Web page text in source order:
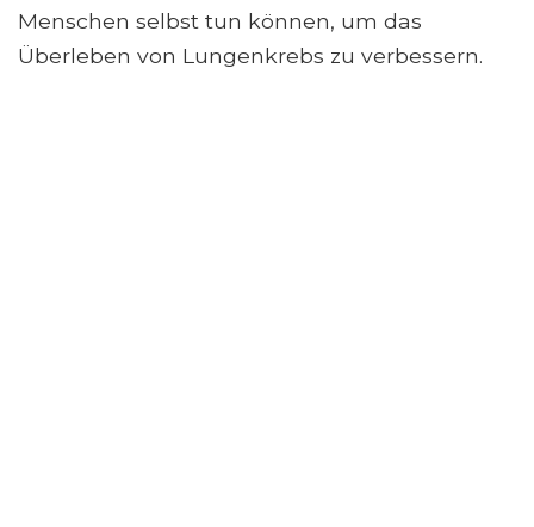
Menschen selbst tun können, um das
Überleben von Lungenkrebs zu verbessern.